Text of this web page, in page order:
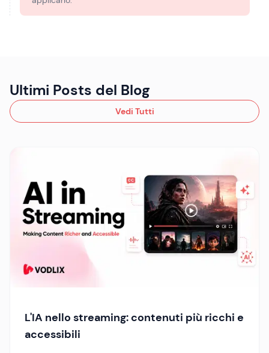
Ultimi Posts del Blog
Vedi Tutti
L'IA nello streaming: contenuti più ricchi e
accessibili